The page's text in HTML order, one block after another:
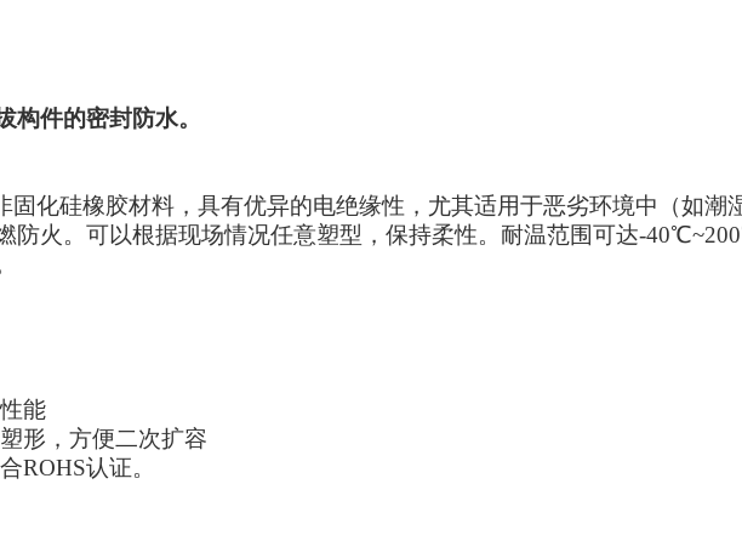
件的密封防水。
固化硅橡胶材料，具有优异的电绝缘性，尤其适用于恶劣环境中（如潮
防火。可以根据现场情况任意塑型，保持柔性。耐温范围可达-40℃~
能
形，方便二次扩容
ROHS认证。